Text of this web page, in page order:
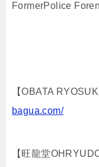
FormerPolice
【OBATA
bagua.com/
【旺龍堂